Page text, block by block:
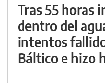
Tras 55 horas
dentro del
intentos
Báltico e hizo